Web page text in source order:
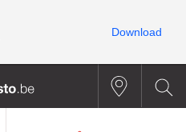
Download